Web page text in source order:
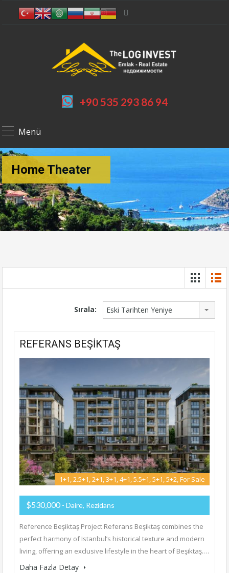
+90 535 293 86 94
Menü
Home Theater
Sırala: Eski Tarihten Yeniye
REFERANS BEŞİKTAŞ
1+1, 2.5+1, 2+1, 3+1, 4+1, 5.5+1, 5+1, 5+2, For Sale
$530,000 - Daire, Rezidans
Reference Beşiktaş Project Referans Beşiktaş combines the
perfect harmony of Istanbul’s historical texture and modern
living, offering an exclusive lifestyle in the heart of Beşiktaş.…
Daha Fazla Detay